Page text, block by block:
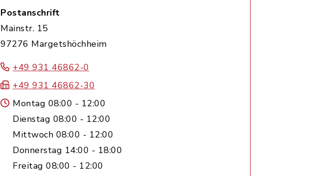
Postanschrift
Mainstr. 15
97276 Margetshöchheim
+49 931 46862-0
+49 931 46862-30
Montag 08:00 - 12:00
Dienstag 08:00 - 12:00
Mittwoch 08:00 - 12:00
Donnerstag 14:00 - 18:00
Freitag 08:00 - 12:00